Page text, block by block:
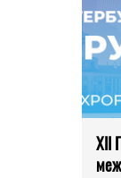
XII